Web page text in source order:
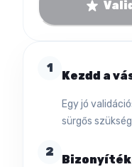
1
Kezdd a
Egy jó
sürgős
2